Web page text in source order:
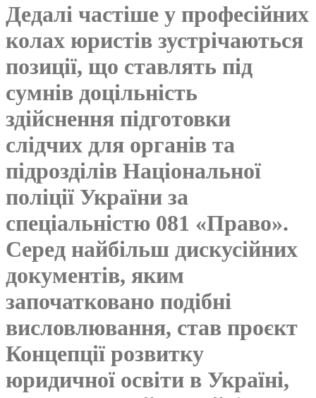
Дедалі частіше у професійних
колах юристів зустрічаються
позиції, що ставлять під
сумнів доцільність
здійснення підготовки
слідчих для органів та
підрозділів Національної
поліції України за
спеціальністю 081 «Право».
Серед найбільш дискусійних
документів, яким
започатковано подібні
висловлювання, став проєкт
Концепції розвитку
юридичної освіти в Україні,